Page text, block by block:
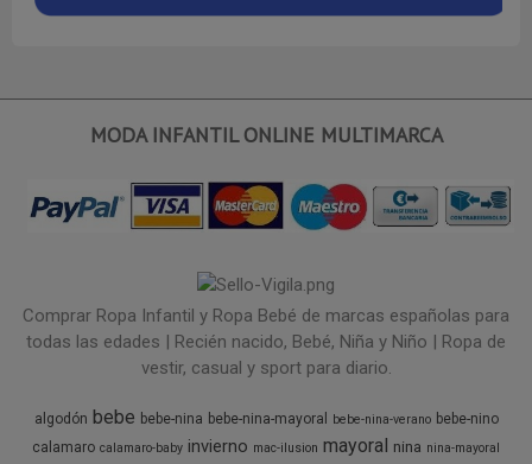
MODA INFANTIL ONLINE MULTIMARCA
Comprar Ropa Infantil y Ropa Bebé de marcas españolas para
todas las edades | Recién nacido, Bebé, Niña y Niño | Ropa de
vestir, casual y sport para diario.
algodón bebe bebe-nina bebe-nina-mayoral bebe-nina-verano bebe-nino
calamaro calamaro-baby invierno mac-ilusion mayoral nina nina-mayoral